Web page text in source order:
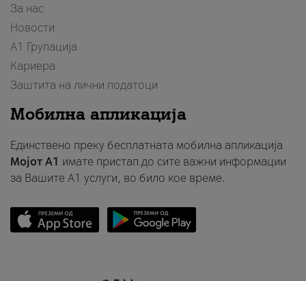
За нас
Новости
А1 Групација
Кариера
Заштита на лични податоци
Мобилна апликација
Единствено преку бесплатната мобилна апликација
Мојот A1 имате пристап до сите важни информации
за Вашите A1 услуги, во било кое време.